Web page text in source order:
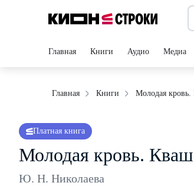
Главная Книги Аудио Медиа
Главная Книги Молодая кровь.
Платная книга
Молодая кровь.
Ю. Н. Николаева